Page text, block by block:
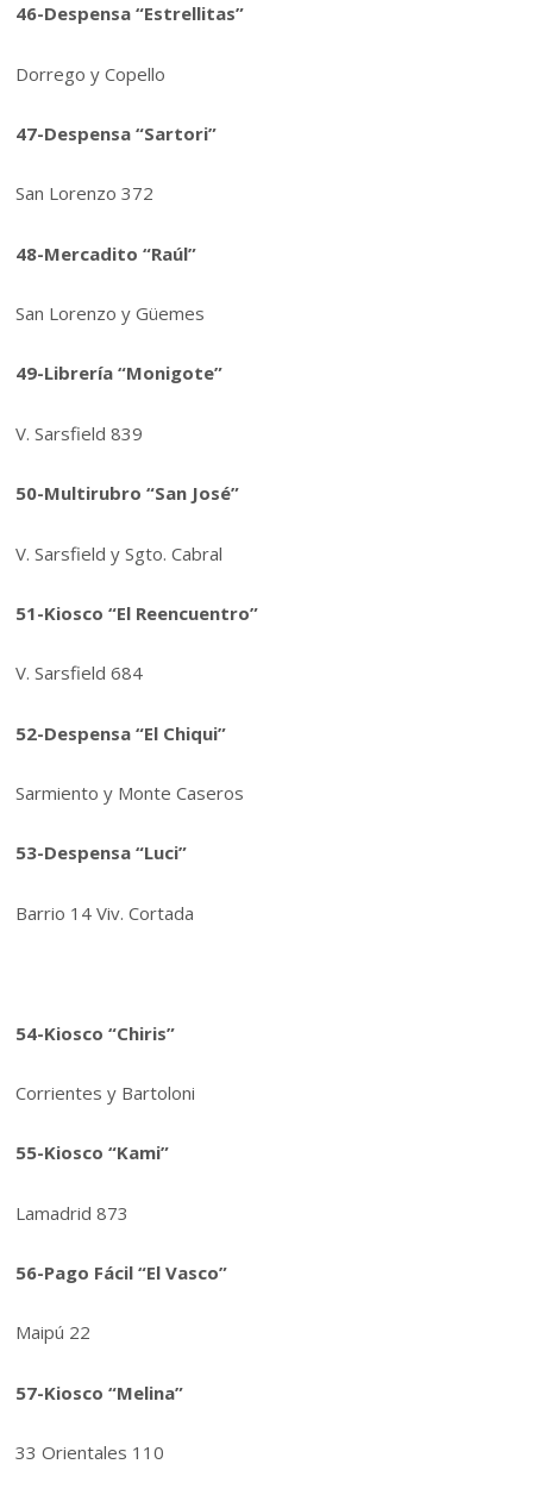
46-Despensa “Estrellitas”
Dorrego y Copello
47-Despensa “Sartori”
San Lorenzo 372
48-Mercadito “Raúl”
San Lorenzo y Güemes
49-Librería “Monigote”
V. Sarsfield 839
50-Multirubro “San José”
V. Sarsfield y Sgto. Cabral
51-Kiosco “El Reencuentro”
V. Sarsfield 684
52-Despensa “El Chiqui”
Sarmiento y Monte Caseros
53-Despensa “Luci”
Barrio 14 Viv. Cortada
54-Kiosco “Chiris”
Corrientes y Bartoloni
55-Kiosco “Kami”
Lamadrid 873
56-Pago Fácil “El Vasco”
Maipú 22
57-Kiosco “Melina”
33 Orientales 110